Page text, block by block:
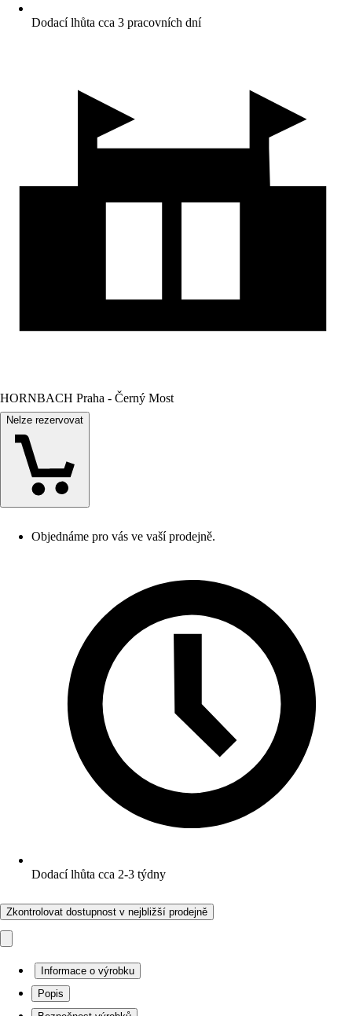
Dodací lhůta cca 3 pracovních dní
HORNBACH Praha - Černý Most
Nelze rezervovat
Objednáme pro vás ve vaší prodejně.
Dodací lhůta cca 2-3 týdny
Zkontrolovat dostupnost v nejbližší prodejně
Informace o výrobku
Popis